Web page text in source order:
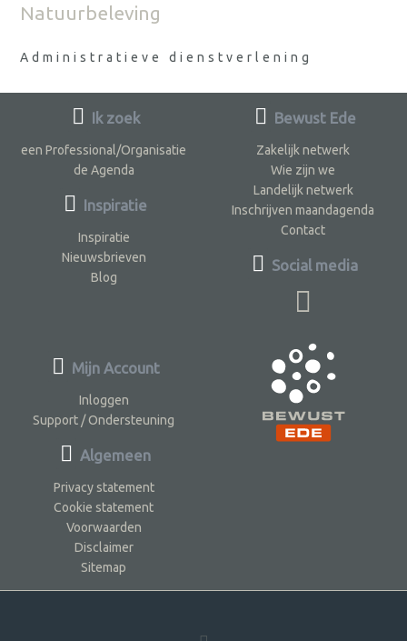
Natuurbeleving
Administratieve dienstverlening
Ik zoek
een Professional/Organisatie
de Agenda
Inspiratie
Inspiratie
Nieuwsbrieven
Blog
Bewust Ede
Zakelijk netwerk
Wie zijn we
Landelijk netwerk
Inschrijven maandagenda
Contact
Social media
Mijn Account
Inloggen
Support / Ondersteuning
Algemeen
Privacy statement
Cookie statement
Voorwaarden
Disclaimer
Sitemap